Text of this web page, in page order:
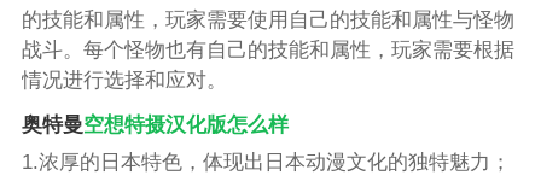
的技能和属性，玩家需要使用自己的技能和属性与怪物
战斗。每个怪物也有自己的技能和属性，玩家需要根据
情况进行选择和应对。
奥特曼空想特摄汉化版怎么样
1.浓厚的日本特色，体现出日本动漫文化的独特魅力；